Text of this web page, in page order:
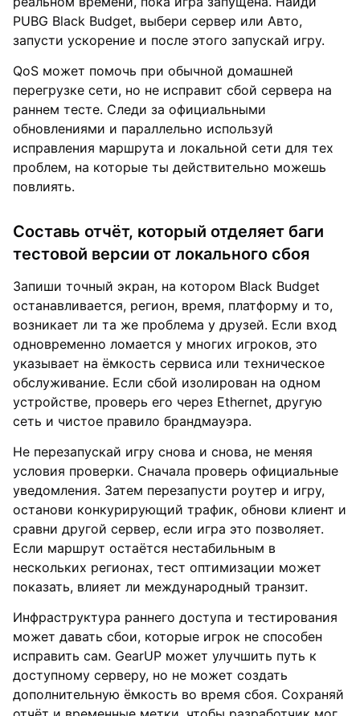
PUBG Black Budget, выбери сервер или Авто,
запусти ускорение и после этого запускай игру.
QoS может помочь при обычной домашней
перегрузке сети, но не исправит сбой сервера на
раннем тесте. Следи за официальными
обновлениями и параллельно используй
исправления маршрута и локальной сети для тех
проблем, на которые ты действительно можешь
повлиять.
Составь отчёт, который отделяет баги
тестовой версии от локального сбоя
Запиши точный экран, на котором Black Budget
останавливается, регион, время, платформу и то,
возникает ли та же проблема у друзей. Если вход
одновременно ломается у многих игроков, это
указывает на ёмкость сервиса или техническое
обслуживание. Если сбой изолирован на одном
устройстве, проверь его через Ethernet, другую
сеть и чистое правило брандмауэра.
Не перезапускай игру снова и снова, не меняя
условия проверки. Сначала проверь официальные
уведомления. Затем перезапусти роутер и игру,
останови конкурирующий трафик, обнови клиент и
сравни другой сервер, если игра это позволяет.
Если маршрут остаётся нестабильным в
нескольких регионах, тест оптимизации может
показать, влияет ли международный транзит.
Инфраструктура раннего доступа и тестирования
может давать сбои, которые игрок не способен
исправить сам. GearUP может улучшить путь к
доступному серверу, но не может создать
дополнительную ёмкость во время сбоя. Сохраняй